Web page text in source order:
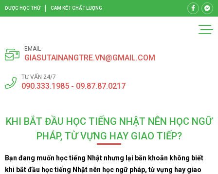
ĐƯỢC HỌC THỬ CAM KẾT CHẤT LƯỢNG
EMAIL
GIASUTAINANGTRE.VN@GMAIL.COM
TƯ VẤN 24/7
090.333.1985 - 09.87.87.0217
KHI BẮT ĐẦU HỌC TIẾNG NHẬT NÊN HỌC NGỮ
PHÁP, TỪ VỰNG HAY GIAO TIẾP?
Bạn đang muốn học tiếng Nhật nhưng lại băn khoăn không biết
khi bắt đầu học tiếng Nhật nên học ngữ pháp, từ vựng hay giao